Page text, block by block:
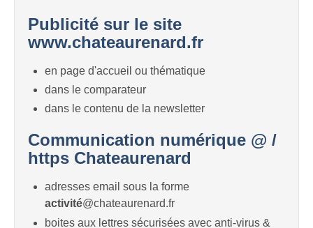
Publicité sur le site
www.chateaurenard.fr
en page d'accueil ou thématique
dans le comparateur
dans le contenu de la newsletter
Communication numérique @ /
https Chateaurenard
adresses email sous la forme
activité@chateaurenard.fr
boites aux lettres sécurisées avec anti-virus &